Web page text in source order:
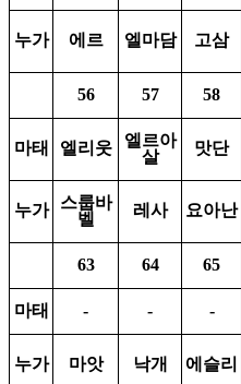
누가 에르 엘마담 고삼
56 57 58
마태 엘리웃
엘르아
살
맛단
누가
스룹바
벨
레사 요아난
63 64 65
마태 - - -
누가 마앗 낙개 에슬리